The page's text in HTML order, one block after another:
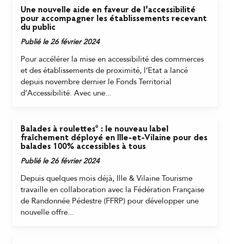
Une nouvelle aide en faveur de l’accessibilité
pour accompagner les établissements recevant
du public
Publié le 26 février 2024
Pour accélérer la mise en accessibilité des commerces
et des établissements de proximité, l’Etat a lancé
depuis novembre dernier le Fonds Territorial
d’Accessibilité. Avec une...
Balades à roulettes® : le nouveau label
fraîchement déployé en Ille-et-Vilaine pour des
balades 100% accessibles à tous
Publié le 26 février 2024
Depuis quelques mois déjà, Ille & Vilaine Tourisme
travaille en collaboration avec la Fédération Française
de Randonnée Pédestre (FFRP) pour développer une
nouvelle offre...